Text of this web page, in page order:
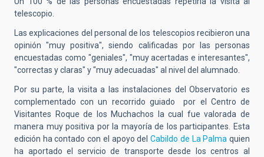
telescopio.
Las explicaciones del personal de los telescopios recibieron una
opinión "muy positiva", siendo calificadas por las personas
encuestadas como "geniales", "muy acertadas e interesantes",
"correctas y claras" y "muy adecuadas" al nivel del alumnado.
Por su parte, la visita a las instalaciones del Observatorio es
complementado con un recorrido guiado
por el Centro de
Visitantes Roque de los Muchachos la cual fue valorada de
manera muy positiva por la mayoría de los participantes. Esta
edición ha contado con el apoyo delCabildo de La Palma quien
ha aportado el servicio de transporte desde los centros al